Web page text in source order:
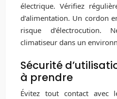
électrique. Vérifiez
d’alimentation. Un cordon
risque
climatiseur dans un
Sécurité
à prendre
Évitez tout contact avec